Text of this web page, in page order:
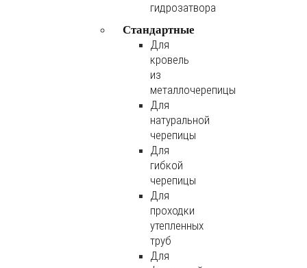
гидрозатвора
Стандартные
Для
кровель
из
металлочерепицы
Для
натуральной
черепицы
Для
гибкой
черепицы
Для
проходки
утепленных
труб
Для